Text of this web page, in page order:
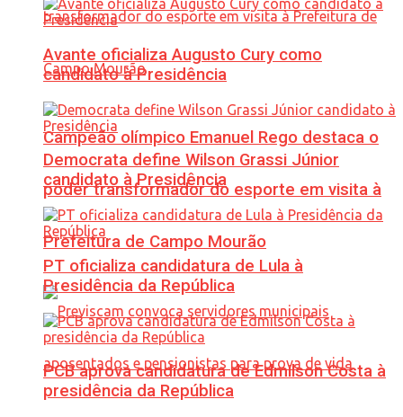
Campeão olímpico Emanuel Rego destaca o
poder transformador do esporte em visita à
Prefeitura de Campo Mourão
Avante oficializa Augusto Cury como
candidato à Presidência
Democrata define Wilson Grassi Júnior
candidato à Presidência
PT oficializa candidatura de Lula à
Presidência da República
PCB aprova candidatura de Edmilson Costa à
presidência da República